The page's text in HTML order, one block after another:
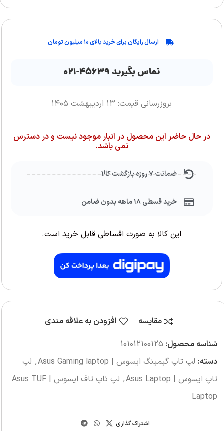
ارسال رایگان برای خرید بالای ۱۰ میلیون تومان
تماس بگیرید ۴۵۶۳۹-۰۲۱
بروزرسانی قیمت: ۱۳ اردیبهشت ۱۴۰۵
در حال حاضر این محصول در انبار موجود نیست و در دسترس
نمی باشد.
ضمانت ۷ روزه بازگشت کالا
خرید قسطی ۱۸ ماهه بدون ضامن
این کالا به صورت اقساطی قابل خرید است.
مقایسه
افزودن به علاقه مندی
شناسه محصول: 101012100125
دسته: لپ تاپ گیمینگ ایسوس | Asus Gaming laptop , لپ
تاپ ایسوس | Asus Laptop
,
لپ تاپ تاف ایسوس | Asus TUF
Laptop
اشتراک گذاری